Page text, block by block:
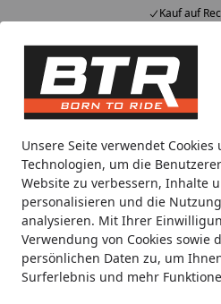
Unsere Seite verwendet
Technologien, um die
Website zu verbessern, Inhalte
personalisieren und die
analysieren. Mit Ihrer
Verwendung von Cookies sowie
persönlichen Daten zu, um
Surferlebnis und mehr
Kauf auf
Alle Produkte
Mein Konto
Suchen
Noch 2 Tage und
Spare bis zu 35% auf
von
Startseite
Zentralständer Triumph
Zentralständer für